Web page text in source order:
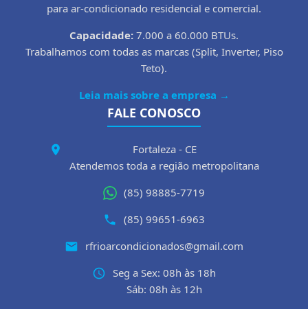
para ar-condicionado residencial e comercial.
Capacidade: 7.000 a 60.000 BTUs.
Trabalhamos com todas as marcas (Split, Inverter, Piso
Teto).
Leia mais sobre a empresa →
FALE CONOSCO
Fortaleza - CE
Atendemos toda a região metropolitana
(85) 98885-7719
(85) 99651-6963
rfrioarcondicionados@gmail.com
Seg a Sex: 08h às 18h
Sáb: 08h às 12h